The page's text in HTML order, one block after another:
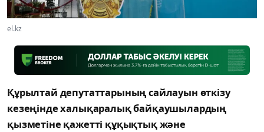
el.kz
Құрылтай депутаттарының сайлауын өткізу
кезеңінде халықаралық байқаушылардың
қызметіне қажетті құқықтық және